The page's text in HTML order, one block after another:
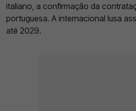
italiano, a confirmação da
portuguesa. A internacional lusa
até 2029.